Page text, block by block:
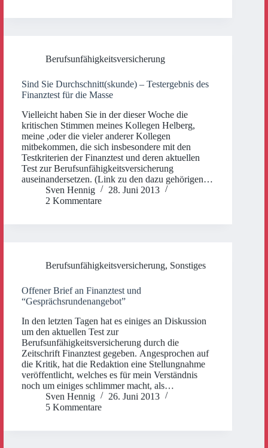
Berufsunfähigkeitsversicherung
Sind Sie Durchschnitt(skunde) – Testergebnis des
Finanztest für die Masse
Vielleicht haben Sie in der dieser Woche die
kritischen Stimmen meines Kollegen Helberg,
meine ,oder die vieler anderer Kollegen
mitbekommen, die sich insbesondere mit den
Testkriterien der Finanztest und deren aktuellen
Test zur Berufsunfähigkeitsversicherung
auseinandersetzen. (Link zu den dazu gehörigen…
Sven Hennig
28. Juni 2013
2 Kommentare
Berufsunfähigkeitsversicherung, Sonstiges
Offener Brief an Finanztest und
“Gesprächsrundenangebot”
In den letzten Tagen hat es einiges an Diskussion
um den aktuellen Test zur
Berufsunfähigkeitsversicherung durch die
Zeitschrift Finanztest gegeben. Angesprochen auf
die Kritik, hat die Redaktion eine Stellungnahme
veröffentlicht, welches es für mein Verständnis
noch um einiges schlimmer macht, als…
Sven Hennig
26. Juni 2013
5 Kommentare